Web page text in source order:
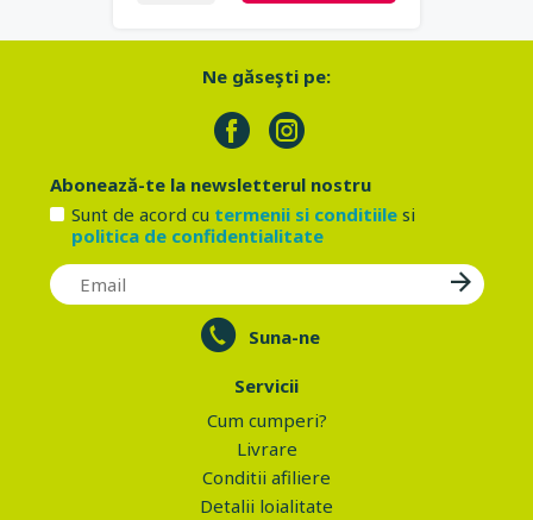
Ne găseşti pe:
Abonează-te la newsletterul nostru
Sunt de acord cu termenii si conditiilesi
politica de confidentialitate
Suna-ne
Servicii
Cum cumperi?
Livrare
Conditii afiliere
Detalii loialitate